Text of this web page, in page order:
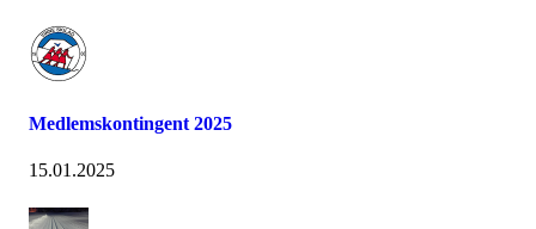
Medlemskontingent 2025
15.01.2025